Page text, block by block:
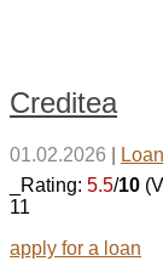
Creditea
01.02.2026
_Rating: 5.5/10
11
apply for a loan